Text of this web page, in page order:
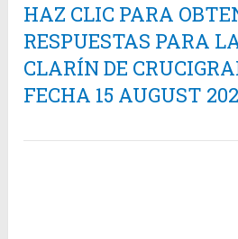
HAZ CLIC PARA
RESPUESTAS PARA
CLARÍN DE
FECHA 15 AUGUST